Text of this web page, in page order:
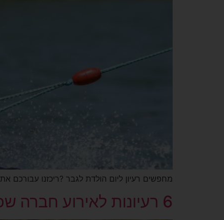
מחפשים רעיון ליום הולדת לגבר ?ריכזנו עבורכם את 10 הרעיונות המקוריים לימי הולדת לגבר שיגמרו לו להיות מופתע.
6 רעיונות לאירוע חברה שכל עובד ירצה להיות בו